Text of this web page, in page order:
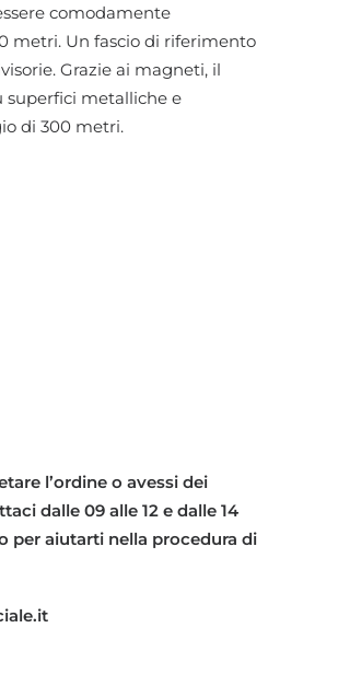
comodamente
metri. Un fascio di riferimento
Grazie ai magneti, il
superfici metalliche e
di 300 metri.
l’ordine o avessi dei
dalle 09 alle 12 e dalle 14
per aiutarti nella procedura di